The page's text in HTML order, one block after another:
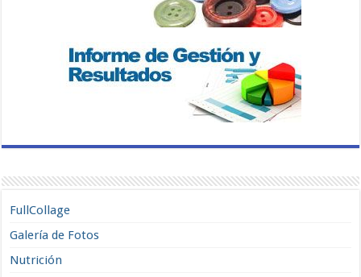
FullCollage
Galería de Fotos
Nutrición